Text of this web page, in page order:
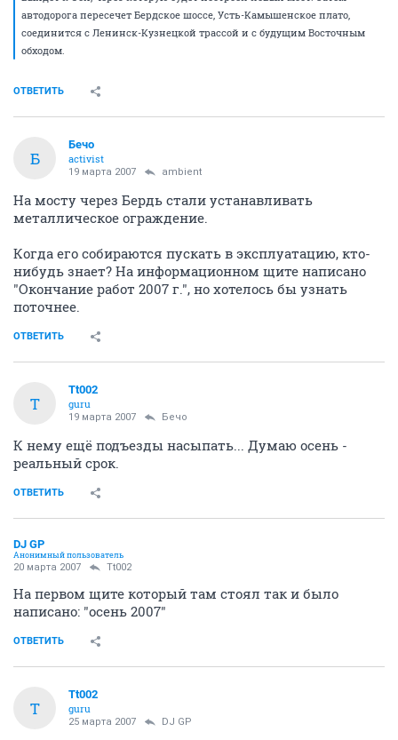
автодорога пересечет Бердское шоссе, Усть-Камышенское плато,
соединится с Ленинск-Кузнецкой трассой и с будущим Восточным
обходом.
ОТВЕТИТЬ
Б
Бечо
activist
19 марта 2007 ambient
На мосту через Бердь стали устанавливать
металлическое ограждение.
Когда его собираются пускать в эксплуатацию, кто-
нибудь знает? На информационном щите написано
"Окончание работ 2007 г.", но хотелось бы узнать
поточнее.
ОТВЕТИТЬ
T
Tt002
guru
19 марта 2007 Бечо
К нему ещё подъезды насыпать... Думаю осень -
реальный срок.
ОТВЕТИТЬ
DJ GP
Анонимный пользователь
20 марта 2007 Tt002
На первом щите который там стоял так и было
написано: "осень 2007"
ОТВЕТИТЬ
T
Tt002
guru
25 марта 2007 DJ GP